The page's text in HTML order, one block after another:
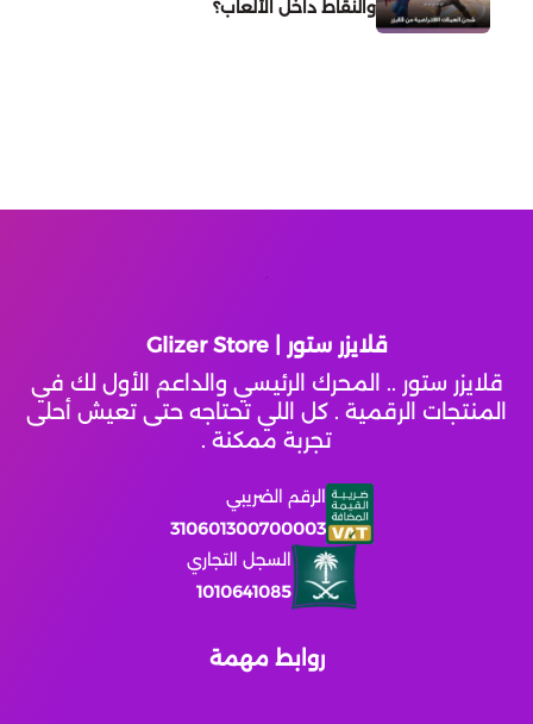
Lords Mobile
Wuthering Waves
يلا لودو عن طريق الايدي
والنقاط داخل الألعاب؟
قلايزر ستور | Glizer Store
قلايزر ستور .. المحرك الرئيسي والداعم الأول لك في
المنتجات الرقمية . كل اللي تحتاجه حتى تعيش أحلى
تجربة ممكنة .
الرقم الضريبي
310601300700003
السجل التجاري
1010641085
روابط مهمة